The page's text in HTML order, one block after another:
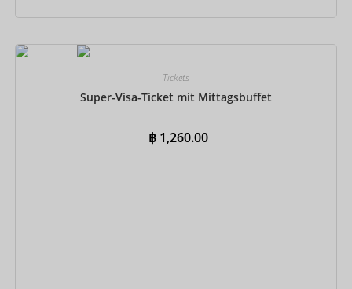
Jetzt buchen
Tickets
Super-Visa-Ticket mit Mittagsbuffet
฿ 1,260.00